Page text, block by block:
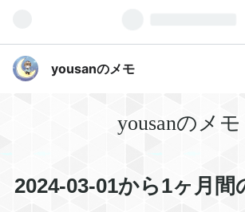
yousanのメモ
yousanのメモ
2024-03-01から1ヶ月間